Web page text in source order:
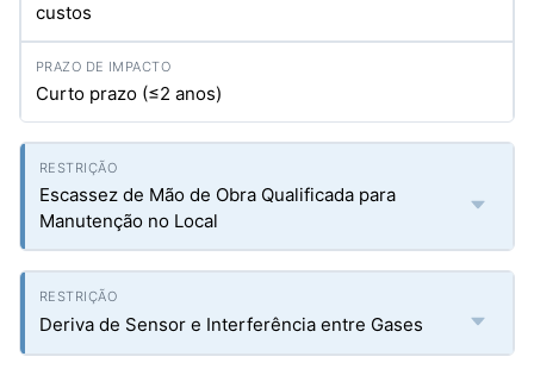
custos
Curto prazo (≤2 anos)
Escassez de Mão de Obra Qualificada para
Manutenção no Local
Deriva de Sensor e Interferência entre Gases